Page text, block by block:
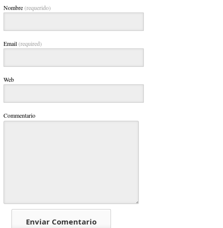
Nombre(requerido)
Email(required)
Web
Commentario